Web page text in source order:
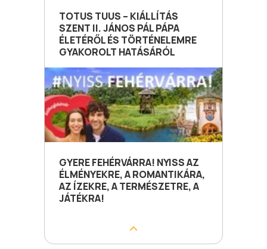
TOTUS TUUS – KIÁLLÍTÁS
SZENT II. JÁNOS PÁL PÁPA
ÉLETÉRŐL ÉS TÖRTÉNELEMRE
GYAKOROLT HATÁSÁRÓL
GYERE FEHÉRVÁRRA! NYISS AZ
ÉLMÉNYEKRE, A ROMANTIKÁRA,
AZ ÍZEKRE, A TERMÉSZETRE, A
JÁTÉKRA!